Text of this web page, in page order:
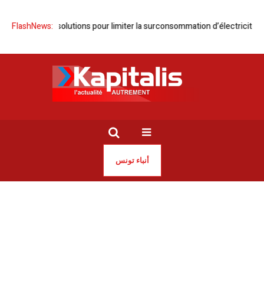
FlashNews:
solutions pour limiter la surconsommation d’électricité ‘‘L’étreinte
أنباء تونس